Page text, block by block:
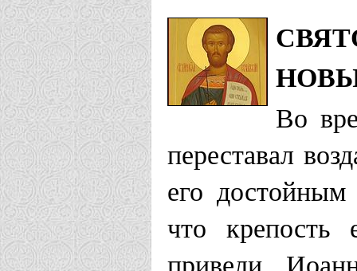
Во
переставал
его
что крепость
привели